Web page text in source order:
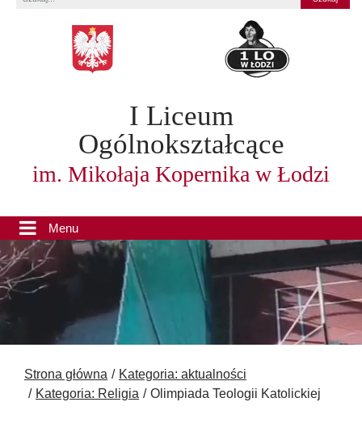
I Liceum
Ogólnokształcące
im. Mikołaja Kopernika w Łodzi
Menu
Strona główna
Kategoria: aktualności
Kategoria: Religia
Olimpiada Teologii Katolickiej